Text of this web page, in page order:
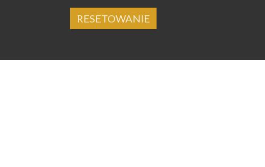
RESETOWANIE